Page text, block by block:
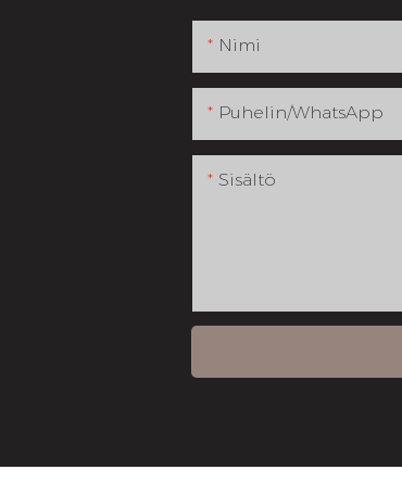
Nimi
Puhelin/WhatsApp
Sisältö